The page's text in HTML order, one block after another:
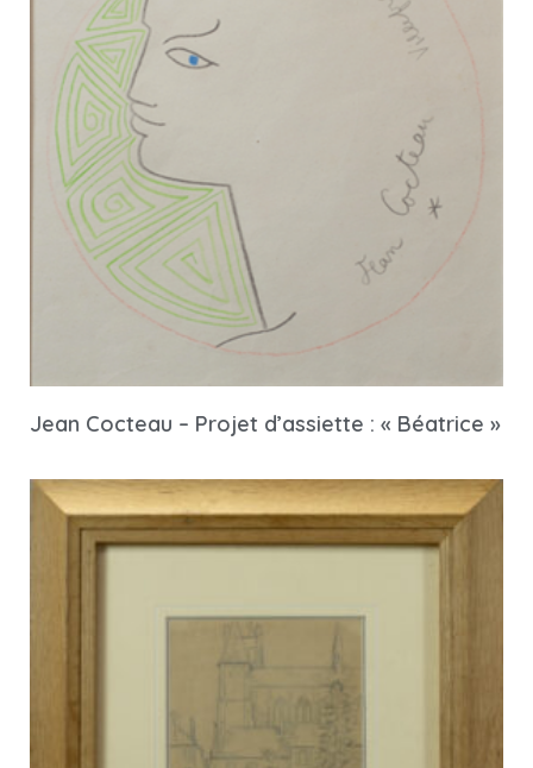
Jean Cocteau – Projet d’assiette : « Béatrice »